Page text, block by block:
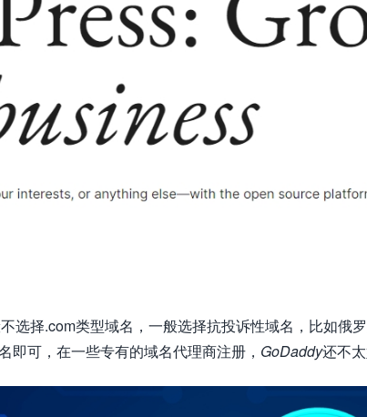
选择.com类型域名，一般选择抗投诉性域名，比如俄
即可，在一些专有的域名代理商注册， GoDaddy还不